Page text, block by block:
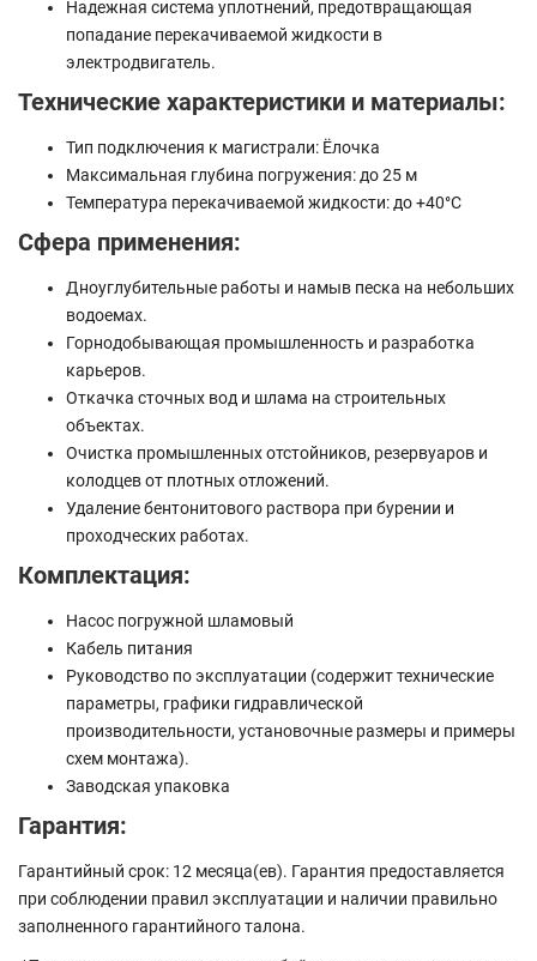
Надежная система уплотнений, предотвращающая
попадание перекачиваемой жидкости в
электродвигатель.
Технические характеристики и материалы:
Тип подключения к магистрали: Ёлочка
Максимальная глубина погружения: до 25 м
Температура перекачиваемой жидкости: до +40°C
Сфера применения:
Дноуглубительные работы и намыв песка на небольших
водоемах.
Горнодобывающая промышленность и разработка
карьеров.
Откачка сточных вод и шлама на строительных
объектах.
Очистка промышленных отстойников, резервуаров и
колодцев от плотных отложений.
Удаление бентонитового раствора при бурении и
проходческих работах.
Комплектация:
Насос погружной шламовый
Кабель питания
Руководство по эксплуатации (содержит технические
параметры, графики гидравлической
производительности, установочные размеры и примеры
схем монтажа).
Заводская упаковка
Гарантия:
Гарантийный срок: 12 месяца(ев). Гарантия предоставляется
при соблюдении правил эксплуатации и наличии правильно
заполненного гарантийного талона.